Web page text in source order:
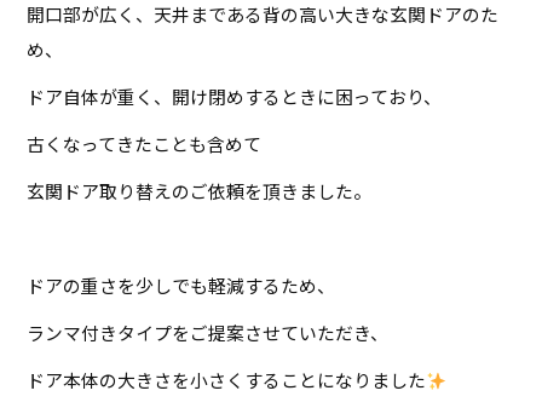
開口部が広く、天井まである背の高い大きな玄関ドアのた
め、
ドア自体が重く、開け閉めするときに困っており、
古くなってきたことも含めて
玄関ドア取り替えのご依頼を頂きました。
ドアの重さを少しでも軽減するため、
ランマ付きタイプをご提案させていただき、
ドア本体の大きさを小さくすることになりました